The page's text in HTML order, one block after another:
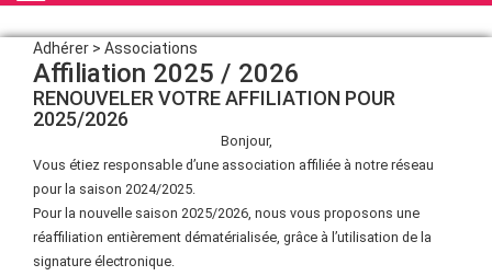
Adhérer > Associations
Affiliation 2025 / 2026
RENOUVELER VOTRE AFFILIATION POUR
2025/2026
Bonjour,
Vous étiez responsable d’une association affiliée à notre réseau
pour la saison 2024/2025.
Pour la nouvelle saison 2025/2026, nous vous proposons une
réaffiliation entièrement dématérialisée, grâce à l’utilisation de la
signature électronique.